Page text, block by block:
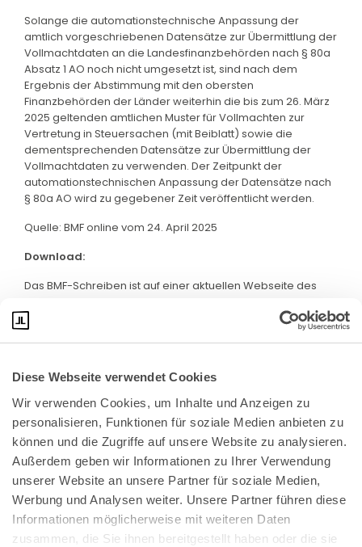
Diese Webseite verwendet Cookies
Wir verwenden Cookies, um Inhalte und Anzeigen zu
personalisieren, Funktionen für soziale Medien anbieten zu
können und die Zugriffe auf unsere Website zu analysieren.
Außerdem geben wir Informationen zu Ihrer Verwendung
unserer Website an unsere Partner für soziale Medien,
Werbung und Analysen weiter. Unsere Partner führen diese
Informationen möglicherweise mit weiteren Daten
zusammen, die Sie ihnen bereitgestellt haben oder die sie
Solange die automationstechnische Anpassung der
amtlich vorgeschriebenen Datensätze zur Übermittlung der
Vollmachtdaten an die Landesfinanzbehörden nach § 80a
Absatz 1 AO noch nicht umgesetzt ist, sind nach dem
Ergebnis der Abstimmung mit den obersten
Finanzbehörden der Länder weiterhin die bis zum 26. März
2025 geltenden amtlichen Muster für Vollmachten zur
Vertretung in Steuersachen (mit Beiblatt) sowie die
dementsprechenden Datensätze zur Übermittlung der
Vollmachtdaten zu verwenden. Der Zeitpunkt der
automationstechnischen Anpassung der Datensätze nach
§ 80a AO wird zu gegebener Zeit veröffentlicht werden.
Quelle: BMF online vom 24. April 2025
Download:
Das BMF-Schreiben ist auf einer aktuellen Webseite des
Bundeskanzlerplatz 2
53113 Bonn
Pressemitteilungen|AGB